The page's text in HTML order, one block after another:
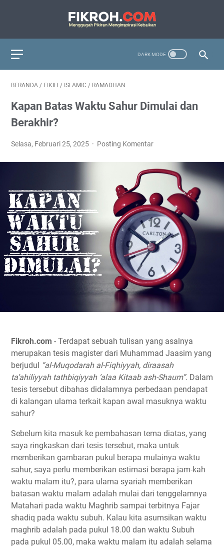
BERANDA / FIKIH / ISLAMIC / RAMADHAN
Kapan Batas Waktu Sahur Dimulai dan
Berakhir?
Selasa, Februari 25, 2025 Posting Komentar
Fikroh.com - Terdapat sebuah tulisan yang asalnya
merupakan tesis magister dari Muhammad Jaasim yang
berjudul “al-Muqodarah al-Fiqhiyyah, diraasah
ta’ahiliyyah tathbiqiyyah ‘alaa Kitaab ash-Shaum”. Dalam
tesis tersebut dibahas didalamnya perbedaan pendapat
di kalangan ulama terkait kapan awal masuknya waktu
sahur?
Sebelum kita masuk ke pembahasan tema diatas, yang
saya ringkaskan dari tesis tersebut, maka untuk
memberikan gambaran pukul berapa mulainya waktu
sahur, saya perlu memberikan estimasi berapa jam-kah
waktu malam itu?, para ulama syariah memberikan
batasan waktu malam adalah mulai dari tenggelamnya
Matahari pada waktu Maghrib sampai terbitnya Fajar
shadiq pada waktu subuh. Kalau kita asumsikan waktu
maghrib adalah pada pukul 18.00 dan waktu Subuh
pada pukul 05.00, maka waktu malam itu adalah selama